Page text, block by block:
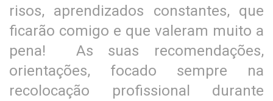
risos, aprendizados constantes, que
ficarão comigo e que valeram muito a
pena! As suas recomendações,
orientações, focado sempre na
recolocação profissional durante